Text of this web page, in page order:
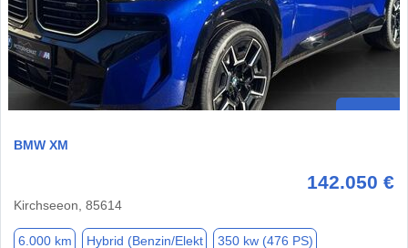
BMW XM
142.050 €
Kirchseeon, 85614
6.000 km Hybrid (Benzin/Elekt 350 kw (476 PS)